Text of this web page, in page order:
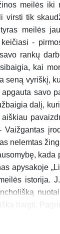
meilės iki
virsti tik
tyras meilės
-
rankų
kai
seną vyriškį,
savo
dalį,
Vaižgantas
nelemtas
kada
apysakoje
istorija.
baigtį.